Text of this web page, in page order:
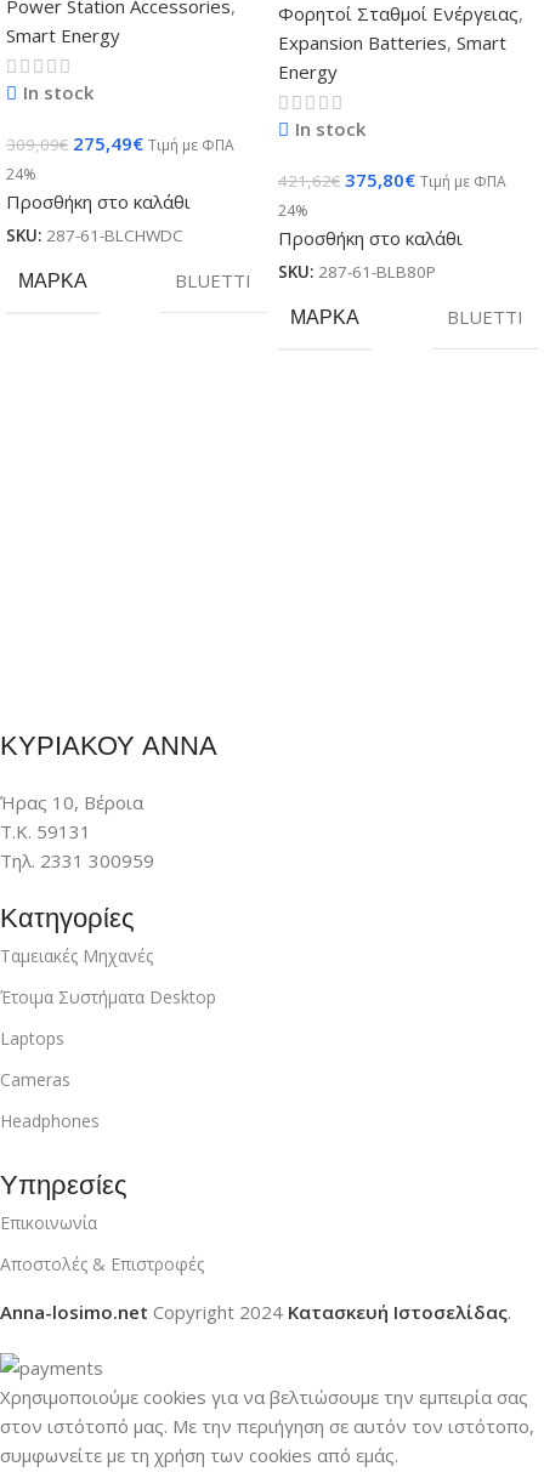
Power Station Accessories,
Smart Energy
In stock
309,09€ 275,49€ Τιμή με ΦΠΑ
24%
Προσθήκη στο καλάθι
SKU: 287-61-BLCHWDC
ΜΆΡΚΑ BLUETTI
Φορητοί Σταθμοί Ενέργειας,
Expansion Batteries, Smart
Energy
In stock
421,62€ 375,80€ Τιμή με ΦΠΑ
24%
Προσθήκη στο καλάθι
SKU: 287-61-BLB80P
ΜΆΡΚΑ BLUETTI
ΚΥΡΙΑΚΟΥ ΑΝΝΑ
Ήρας 10, Βέροια
Τ.Κ. 59131
Τηλ. 2331 300959
Κατηγορίες
Ταμειακές Μηχανές
Έτοιμα Συστήματα Desktop
Laptops
Cameras
Headphones
Υπηρεσίες
Επικοινωνία
Αποστολές & Επιστροφές
Anna-losimo.net Copyright 2024 Κατασκευή Ιστοσελίδας.
Χρησιμοποιούμε cookies για να βελτιώσουμε την εμπειρία σας
στον ιστότοπό μας. Με την περιήγηση σε αυτόν τον ιστότοπο,
συμφωνείτε με τη χρήση των cookies από εμάς.